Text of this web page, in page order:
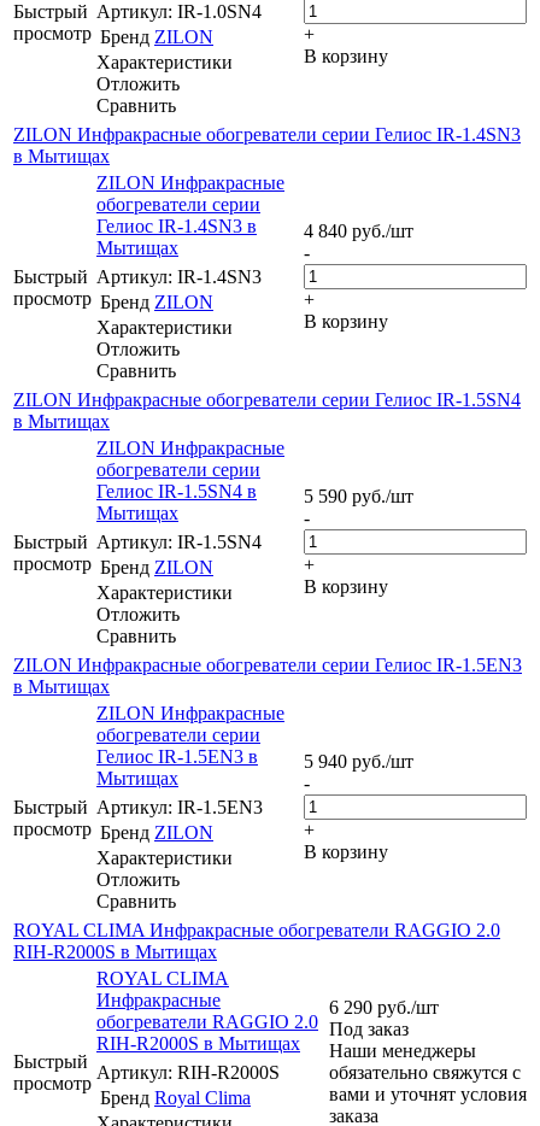
Быстрый
просмотр
Артикул: IR-1.0SN4
Бренд ZILON
Характеристики
Отложить
Сравнить
+
В корзину
ZILON Инфракрасные обогреватели серии Гелиос IR-1.4SN3
в Мытищах
Быстрый
просмотр
ZILON Инфракрасные
обогреватели серии
Гелиос IR-1.4SN3 в
Мытищах
Артикул: IR-1.4SN3
Бренд ZILON
Характеристики
Отложить
Сравнить
4 840 руб./шт
-
+
В корзину
ZILON Инфракрасные обогреватели серии Гелиос IR-1.5SN4
в Мытищах
Быстрый
просмотр
ZILON Инфракрасные
обогреватели серии
Гелиос IR-1.5SN4 в
Мытищах
Артикул: IR-1.5SN4
Бренд ZILON
Характеристики
Отложить
Сравнить
5 590 руб./шт
-
+
В корзину
ZILON Инфракрасные обогреватели серии Гелиос IR-1.5EN3
в Мытищах
Быстрый
просмотр
ZILON Инфракрасные
обогреватели серии
Гелиос IR-1.5EN3 в
Мытищах
Артикул: IR-1.5EN3
Бренд ZILON
Характеристики
Отложить
Сравнить
5 940 руб./шт
-
+
В корзину
ROYAL CLIMA Инфракрасные обогреватели RAGGIO 2.0
RIH-R2000S в Мытищах
Быстрый
просмотр
ROYAL CLIMA
Инфракрасные
обогреватели RAGGIO 2.0
RIH-R2000S в Мытищах
Артикул: RIH-R2000S
Бренд Royal Clima
6 290 руб./шт
Под заказ
Наши менеджеры
обязательно свяжутся с
вами и уточнят условия
заказа